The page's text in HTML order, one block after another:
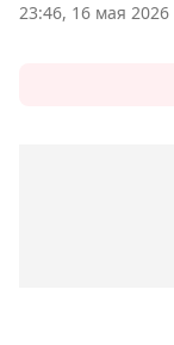
23:46, 16 мая 2026